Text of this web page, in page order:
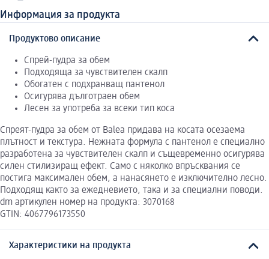
Информация за продукта
Продуктово описание
Спрей-пудра за обем
Подходяща за чувствителен скалп
Обогатен с подхранващ пантенол
Осигурява дълготраен обем
Лесен за употреба за всеки тип коса
Спреят-пудра за обем от Balea придава на косата осезаема
плътност и текстура. Нежната формула с пантенол е специално
разработена за чувствителен скалп и същевременно осигурява
силен стилизиращ ефект. Само с няколко впръсквания се
постига максимален обем, а нанасянето е изключително лесно.
Подходящ както за ежедневието, така и за специални поводи.
dm артикулен номер на продукта: 3070168
GTIN: 4067796173550
Характеристики на продукта